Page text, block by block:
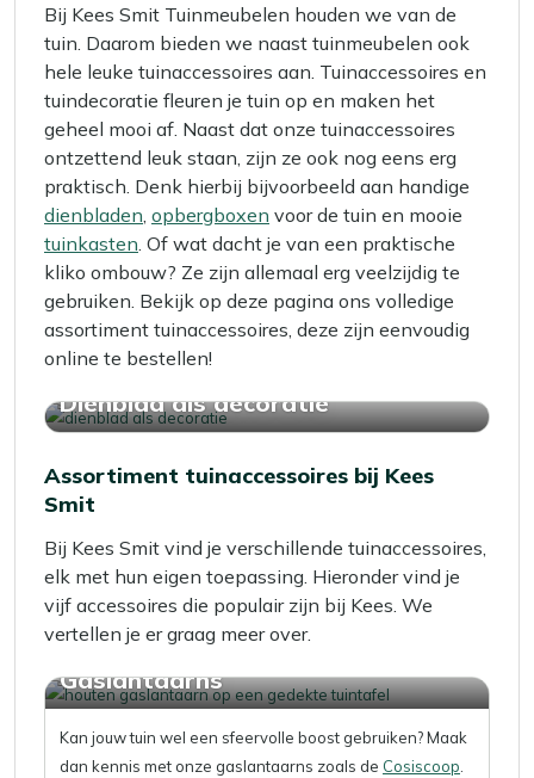
Bij Kees Smit Tuinmeubelen houden we van de
tuin. Daarom bieden we naast tuinmeubelen ook
hele leuke tuinaccessoires aan. Tuinaccessoires en
tuindecoratie fleuren je tuin op en maken het
geheel mooi af. Naast dat onze tuinaccessoires
ontzettend leuk staan, zijn ze ook nog eens erg
praktisch. Denk hierbij bijvoorbeeld aan handige
dienbladen opbergboxen voor de tuin en mooie
tuinkasten . Of wat dacht je van een praktische
kliko ombouw? Ze zijn allemaal erg veelzijdig te
gebruiken. Bekijk op deze pagina ons volledige
assortiment tuinaccessoires, deze zijn eenvoudig
online te bestellen!
Dienblad als decoratie
Assortiment tuinaccessoires bij Kees
Smit
Bij Kees Smit vind je verschillende tuinaccessoires,
elk met hun eigen toepassing. Hieronder vind je
vijf accessoires die populair zijn bij Kees. We
vertellen je er graag meer over.
Gaslantaarns
Kan jouw tuin wel een sfeervolle boost gebruiken? Maak
dan kennis met onze gaslantaarns zoals de Cosiscoop